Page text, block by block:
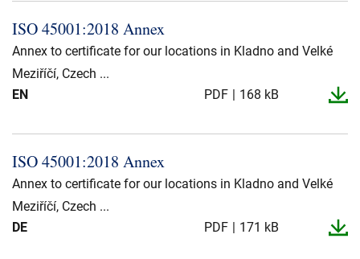
ISO 45001:2018 Annex
Annex to certificate for our locations in Kladno and Velké
Meziříčí, Czech ...
EN
PDF 168 kB
ISO 45001:2018 Annex
Annex to certificate for our locations in Kladno and Velké
Meziříčí, Czech ...
DE
PDF 171 kB